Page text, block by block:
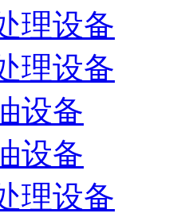
理设备
理设备
设备
设备
理设备